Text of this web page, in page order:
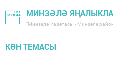
МИНЗӘЛӘ
"Минзәлә" газетасы - Минзәлә
КӨН ТЕМАСЫ